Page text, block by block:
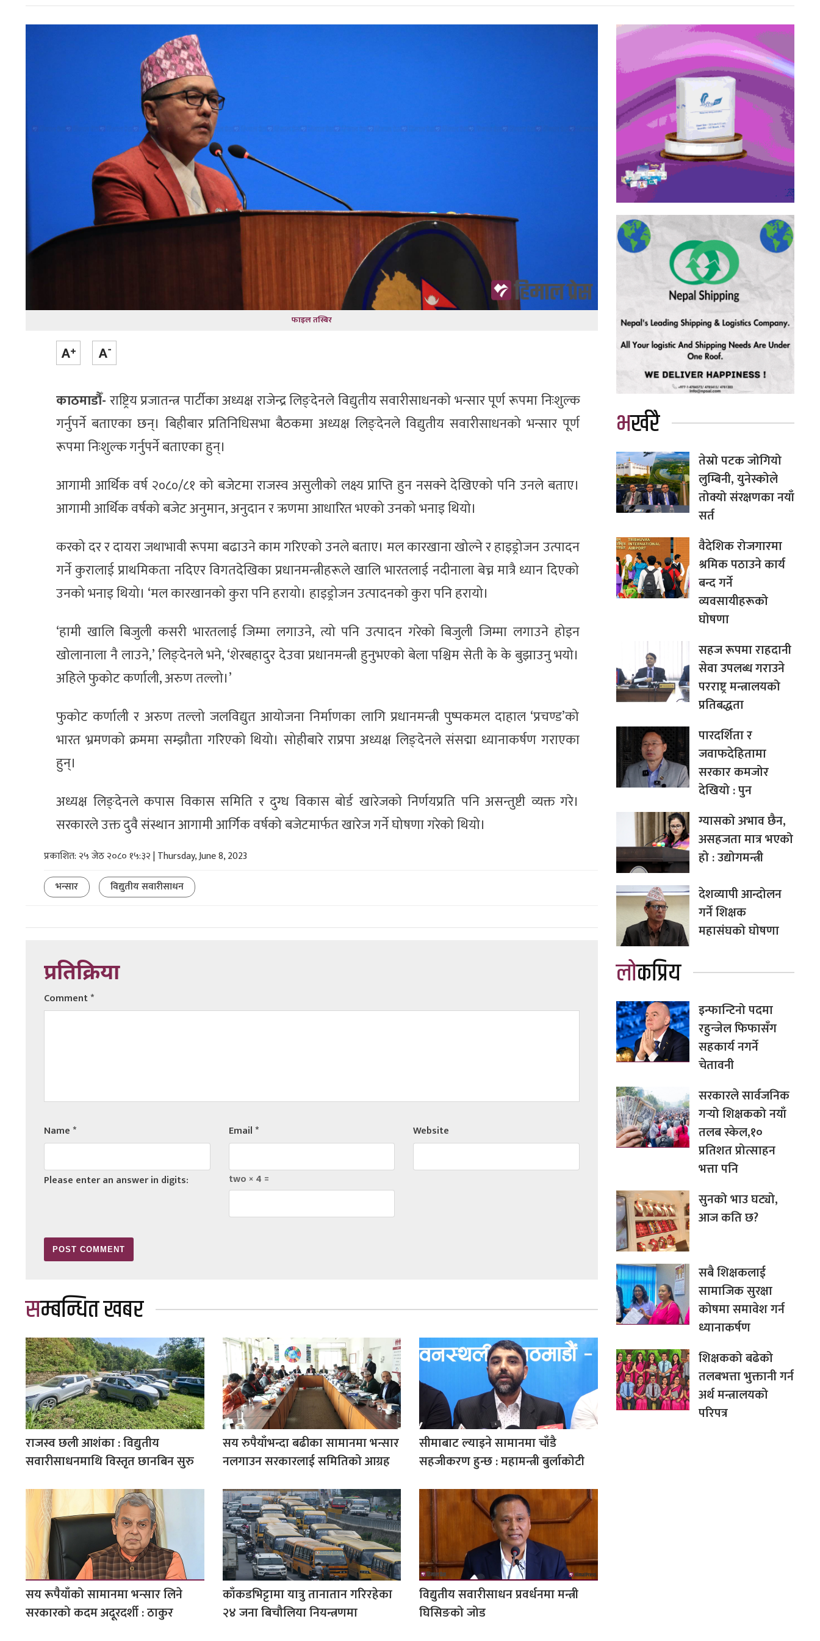
फाइल तस्बिर
काठमाडौँ-राष्ट्रिय प्रजातन्त्र पार्टीका अध्यक्ष राजेन्द्र लिङ्देनले विद्युतीय सवारीसाधनको भन्सार पूर्ण रूपमा निःशुल्क
गर्नुपर्ने बताएका छन्। बिहीबार प्रतिनिधिसभा बैठकमा अध्यक्ष लिङ्देनले विद्युतीय सवारीसाधनको भन्सार पूर्ण
रूपमा निःशुल्क गर्नुपर्ने बताएका हुन्।
आगामी आर्थिक वर्ष २०८०/८१ को बजेटमा राजस्व असुलीको लक्ष्य प्राप्ति हुन नसक्ने देखिएको पनि उनले बताए।
आगामी आर्थिक वर्षको बजेट अनुमान, अनुदान र ऋणमा आधारित भएको उनको भनाइ थियो।
करको दर र दायरा जथाभावी रूपमा बढाउने काम गरिएको उनले बताए। मल कारखाना खोल्ने र हाइड्रोजन उत्पादन
गर्ने कुरालाई प्राथमिकता नदिएर विगतदेखिका प्रधानमन्त्रीहरूले खालि भारतलाई नदीनाला बेच्न मात्रै ध्यान दिएको
उनको भनाइ थियो। ‘मल कारखानको कुरा पनि हरायो। हाइड्रोजन उत्पादनको कुरा पनि हरायो।
‘हामी खालि बिजुली कसरी भारतलाई जिम्मा लगाउने, त्यो पनि उत्पादन गरेको बिजुली जिम्मा लगाउने होइन
खोलानाला नै लाउने,’ लिङ्देनले भने, ‘शेरबहादुर देउवा प्रधानमन्त्री हुनुभएको बेला पश्चिम सेती के के बुझाउनु भयो।
अहिले फुकोट कर्णाली, अरुण तल्लो।’
फुकोट कर्णाली र अरुण तल्लो जलविद्युत आयोजना निर्माणका लागि प्रधानमन्त्री पुष्पकमल दाहाल ‘प्रचण्ड’को
भारत भ्रमणको क्रममा सम्झौता गरिएको थियो। सोहीबारे राप्रपा अध्यक्ष लिङ्देनले संसद्मा ध्यानाकर्षण गराएका
हुन्।
अध्यक्ष लिङ्देनले कपास विकास समिति र दुग्ध विकास बोर्ड खारेजको निर्णयप्रति पनि असन्तुष्टी व्यक्त गरे।
सरकारले उक्त दुवै संस्थान आगामी आर्गिक वर्षको बजेटमार्फत खारेज गर्ने घोषणा गरेको थियो।
प्रकाशित: २५ जेठ २०८० १५:३२ | Thursday, June 8, 2023
भन्सार
विद्युतीय सवारीसाधन
प्रतिक्रिया
Comment*
Name* Email* Website
Please enter an answer in digits: two × 4 =
सम्बन्धित खबर
राजस्व छली आशंका : विद्युतीय
सवारीसाधनमाथि विस्तृत छानबिन सुरु
सय रुपैयाँभन्दा बढीका सामानमा भन्सार
नलगाउन सरकारलाई समितिको आग्रह
सीमाबाट ल्याइने सामानमा चाँडै
सहजीकरण हुन्छ : महामन्त्री बुर्लाकोटी
सय रूपैयाँको सामानमा भन्सार लिने
सरकारको कदम अदूरदर्शी : ठाकुर
काँकडभिट्टामा यात्रु तानातान गरिरहेका
२४ जना बिचौलिया नियन्त्रणमा
विद्युतीय सवारीसाधन प्रवर्धनमा मन्त्री
घिसिङको जोड
भर्खरै
तेस्रो पटक जोगियो
लुम्बिनी, युनेस्कोले
तोक्यो संरक्षणका नयाँ
सर्त
वैदेशिक रोजगारमा
श्रमिक पठाउने कार्य
बन्द गर्ने
व्यवसायीहरूको
घोषणा
सहज रूपमा राहदानी
सेवा उपलब्ध गराउने
परराष्ट्र मन्त्रालयको
प्रतिबद्धता
पारदर्शिता र
जवाफदेहितामा
सरकार कमजोर
देखियो : पुन
ग्यासको अभाव छैन,
असहजता मात्र भएको
हो : उद्योगमन्त्री
देशव्यापी आन्दोलन
गर्ने शिक्षक
महासंघको घोषणा
लोकप्रिय
इन्फान्टिनो पदमा
रहुन्जेल फिफासँग
सहकार्य नगर्ने
चेतावनी
सरकारले सार्वजनिक
गर्‍यो शिक्षकको नयाँ
तलब स्केल,१०
प्रतिशत प्रोत्साहन
भत्ता पनि
सुनको भाउ घट्यो,
आज कति छ?
सबै शिक्षकलाई
सामाजिक सुरक्षा
कोषमा समावेश गर्न
ध्यानाकर्षण
शिक्षकको बढेको
तलबभत्ता भुक्तानी गर्न
अर्थ मन्त्रालयको
परिपत्र